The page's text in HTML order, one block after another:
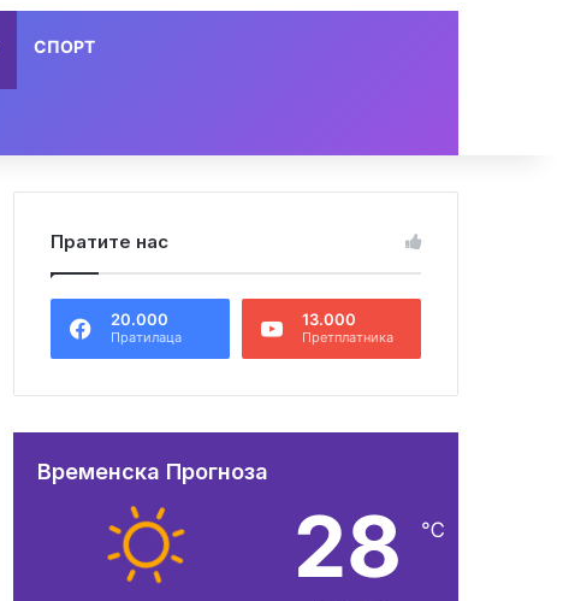
СПОРТ
Пратите нас
20.000
Пратилаца
13.000
Претплатника
Временска Прогноза
28 ℃